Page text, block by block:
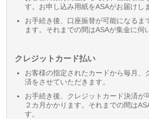
す。お申し込み用紙をASAがお届けし
お手続き後、口座振替が可能になるま
ます。それまでの間はASAが集金に伺
クレジットカード払い
お客様の指定されたカードから毎月、
済をさせていただきます。
お手続き後、クレジットカード決済が
２カ月かかります。それまでの間は
す。